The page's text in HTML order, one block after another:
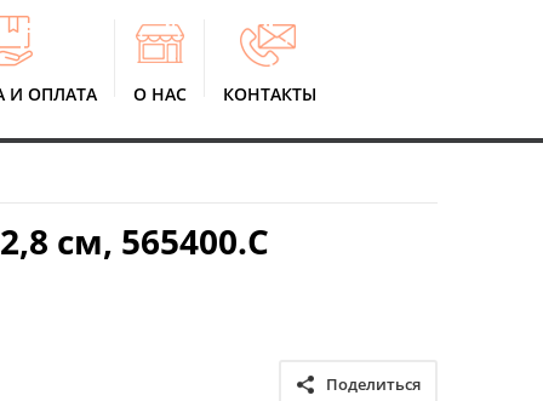
И ОПЛАТА О НАС КОНТАКТЫ
см, 565400.C
Поделиться